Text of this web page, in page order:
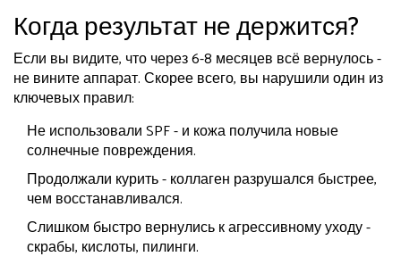
Когда результат не держится?
Если вы видите, что через 6-8 месяцев всё вернулось -
не вините аппарат. Скорее всего, вы нарушили один из
ключевых правил:
Не использовали SPF - и кожа получила новые
солнечные повреждения.
Продолжали курить - коллаген разрушался быстрее,
чем восстанавливался.
Слишком быстро вернулись к агрессивному уходу -
скрабы, кислоты, пилинги.